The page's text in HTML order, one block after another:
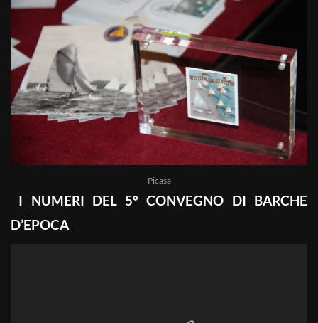
Picasa
I NUMERI DEL 5° CONVEGNO DI BARCHE
D’EPOCA